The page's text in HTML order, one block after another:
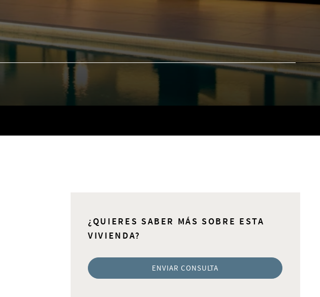
¿QUIERES SABER MÁS SOBRE ESTA
VIVIENDA?
ENVIAR CONSULTA